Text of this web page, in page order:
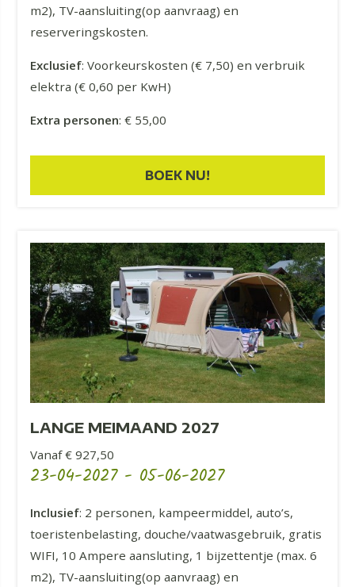
m2), TV-aansluiting(op aanvraag) en
reserveringskosten.
Exclusief: Voorkeurskosten (€ 7,50) en verbruik
elektra (€ 0,60 per KwH)
Extra personen: € 55,00
BOEK NU!
LANGE MEIMAAND 2027
Vanaf € 927,50
23-04-2027 - 05-06-2027
Inclusief: 2 personen, kampeermiddel, auto’s,
toeristenbelasting, douche/vaatwasgebruik, gratis
WIFI, 10 Ampere aansluting, 1 bijzettentje (max. 6
m2), TV-aansluiting(op aanvraag) en